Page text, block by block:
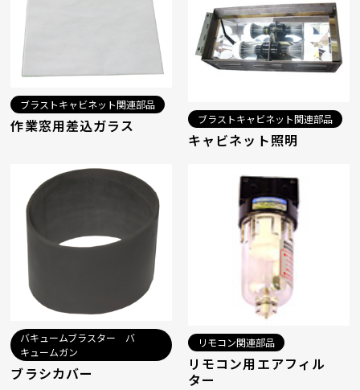
ブラストキャビネット関連部品
作業窓用差込ガラス ブラストキャビネット関連部品
キャビネット照明
バキュームブラスター バ
キュームガン
ブラシカバー
リモコン関連部品
リモコン用エアフィル
ター